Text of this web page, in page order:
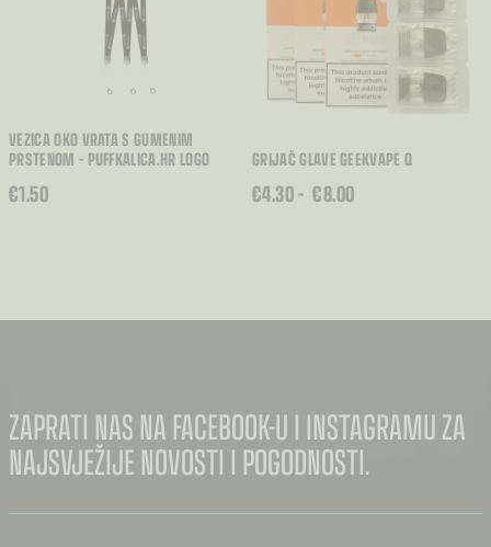
VEZICA OKO VRATA S GUMENIM
PRSTENOM – PUFFKALICA.HR LOGO
€1.50
GRIJAČ GLAVE GEEKVAPE Q
€4.30– €8.00
RASPON
€8.00
ZAPRATI NAS NA FACEBOOK-U I INSTAGRAMU ZA
NAJSVJEŽIJE NOVOSTI I POGODNOSTI.